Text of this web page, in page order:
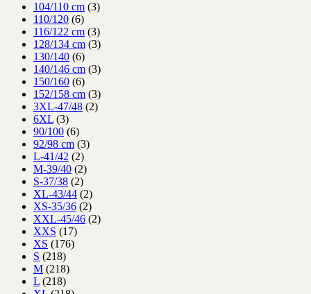
104/110 cm (3)
110/120 (6)
116/122 cm (3)
128/134 cm (3)
130/140 (6)
140/146 cm (3)
150/160 (6)
152/158 cm (3)
3XL-47/48 (2)
6XL (3)
90/100 (6)
92/98 cm (3)
L-41/42 (2)
M-39/40 (2)
S-37/38 (2)
XL-43/44 (2)
XS-35/36 (2)
XXL-45/46 (2)
XXS (17)
XS (176)
S (218)
M (218)
L (218)